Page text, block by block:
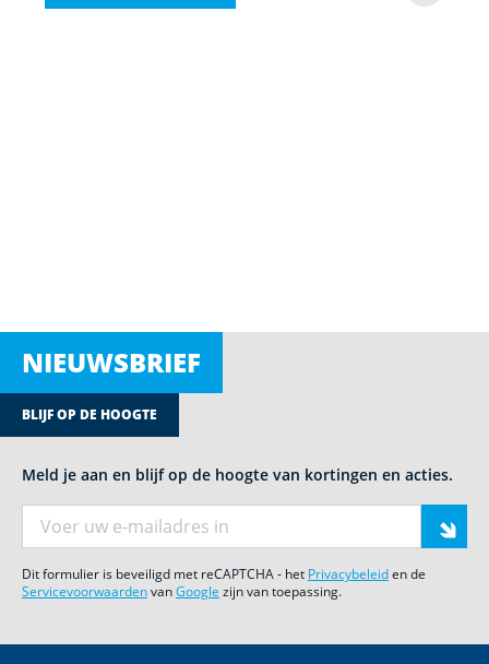
NIEUWSBRIEF
BLIJF OP DE HOOGTE
Meld je aan en blijf op de hoogte van kortingen en acties.
Dit formulier is beveiligd met reCAPTCHA - het Privacybeleiden de
ServicevoorwaardenvanGoogle zijn van toepassing.